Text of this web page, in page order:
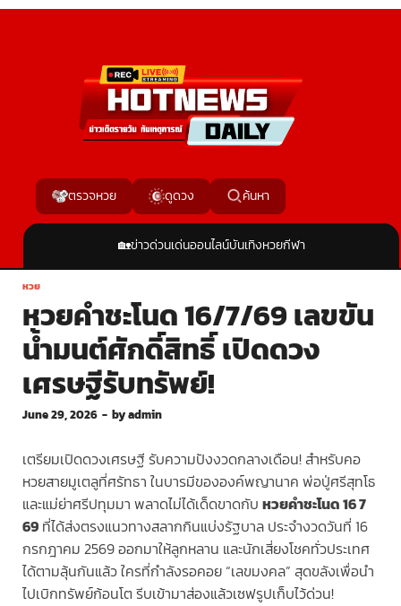
ตรวจหวย ดูดวง ค้นหา
🏡ข่าวด่วนเด่นออนไลน์บันเทิงหวยกีฬา
หวย
หวยคำชะโนด 16/7/69 เลขขัน
น้ำมนต์ศักดิ์สิทธิ์ เปิดดวง
เศรษฐีรับทรัพย์!
June 29, 2026 - byadmin
เตรียมเปิดดวงเศรษฐี รับความปังงวดกลางเดือน! สำหรับคอ
หวยสายมูเตลูที่ศรัทธา ในบารมีขององค์พญานาค พ่อปู่ศรีสุทโธ
และแม่ย่าศรีปทุมมา พลาดไม่ได้เด็ดขาดกับ หวยคำชะโนด 16 7
69 ที่ได้ส่งตรงแนวทางสลากกินแบ่งรัฐบาล ประจำงวดวันที่ 16
กรกฎาคม 2569 ออกมาให้ลูกหลาน และนักเสี่ยงโชคทั่วประเทศ
ได้ตามลุ้นกันแล้ว ใครที่กำลังรอคอย “เลขมงคล” สุดขลังเพื่อนำ
ไปเบิกทรัพย์ก้อนโต รีบเข้ามาส่องแล้วเซฟรูปเก็บไว้ด่วน!